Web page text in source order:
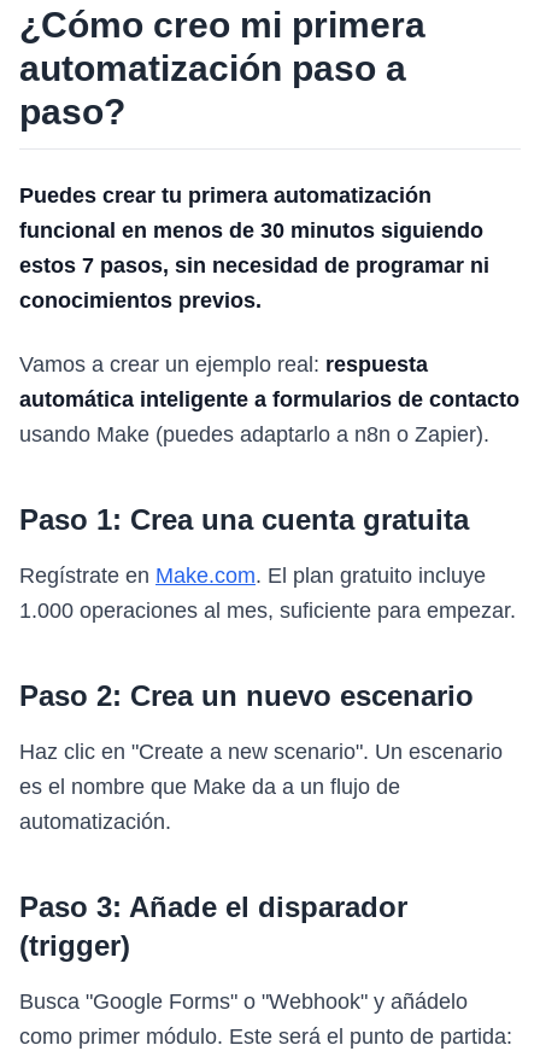
¿Cómo creo mi primera
automatización paso a
paso?
Puedes crear tu primera automatización
funcional en menos de 30 minutos siguiendo
estos 7 pasos, sin necesidad de programar ni
conocimientos previos.
Vamos a crear un ejemplo real: respuesta
automática inteligente a formularios de contacto
usando Make (puedes adaptarlo a n8n o Zapier).
Paso 1: Crea una cuenta gratuita
Regístrate en Make.com. El plan gratuito incluye
1.000 operaciones al mes, suficiente para empezar.
Paso 2: Crea un nuevo escenario
Haz clic en "Create a new scenario". Un escenario
es el nombre que Make da a un flujo de
automatización.
Paso 3: Añade el disparador
(trigger)
Busca "Google Forms" o "Webhook" y añádelo
como primer módulo. Este será el punto de partida: